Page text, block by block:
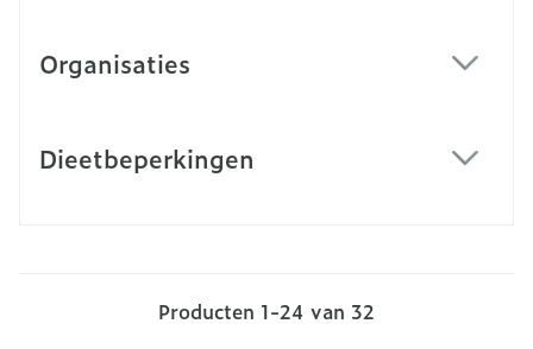
Organisaties
Dieetbeperkingen
Producten 1-24 van 32